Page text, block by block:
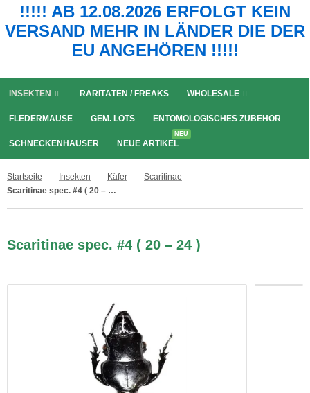
!!!!! AB 12.08.2026 ERFOLGT KEIN
VERSAND MEHR IN LÄNDER DIE DER
EU ANGEHÖREN !!!!!
INSEKTEN RARITÄTEN / FREAKS WHOLESALE
FLEDERMÄUSE GEM. LOTS ENTOMOLOGISCHES ZUBEHÖR
SCHNECKENHÄUSER NEUE ARTIKEL
NEU
Startseite Insekten Käfer
Scaritinae
Scaritinae spec. #4 ( 20 – 24 )
Scaritinae spec. #4 ( 20 – 24 )